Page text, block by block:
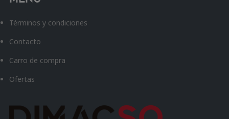
Términos y condiciones
Contacto
Carro de compra
Ofertas